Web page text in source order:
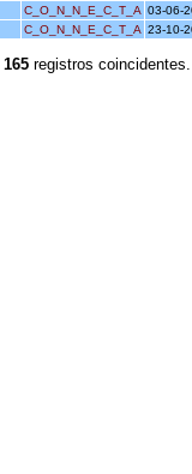
C_O_N_N_E_C_T_A 03-06-
C_O_N_N_E_C_T_A 23-10-
165 registros coincidentes.